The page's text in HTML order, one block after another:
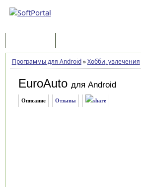
Программы для Android»Хобби, увлечения
EuroAuto для Android
Описание Отзывы